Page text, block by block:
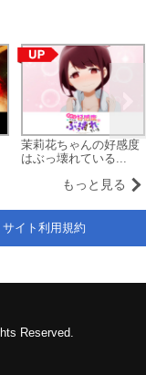
茉莉花ちゃんの好感度
はぶっ壊れている...
もっと見る
Reserved.
サイト利用規約